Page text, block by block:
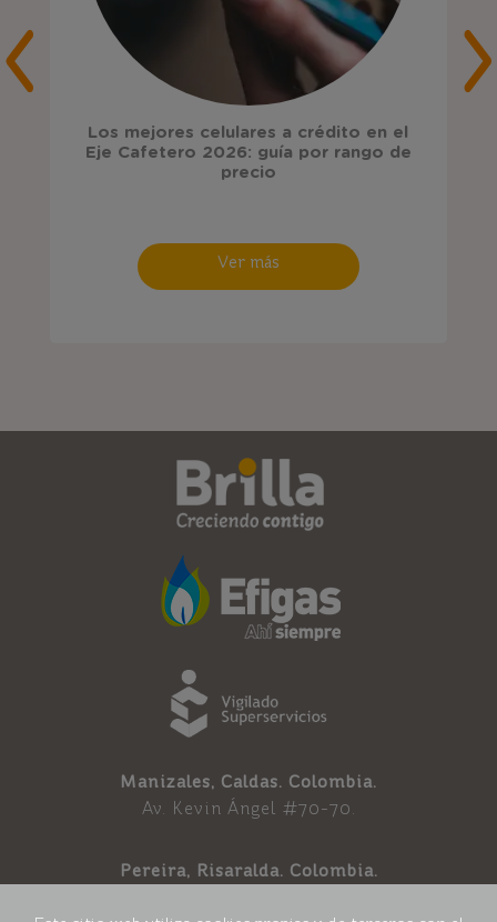
Los mejores celulares a crédito en el
Eje Cafetero 2026: guía por rango de
precio
Ver más
Manizales, Caldas. Colombia.
Av. Kevin Ángel #70-70.
Pereira, Risaralda. Colombia.